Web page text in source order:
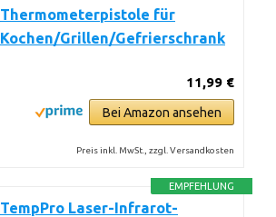
Thermometerpistole für
Kochen/Grillen/Gefrierschrank
11,99 €
Bei Amazon ansehen
Preis inkl. MwSt., zzgl. Versandkosten
EMPFEHLUNG
TempPro Laser-Infrarot-